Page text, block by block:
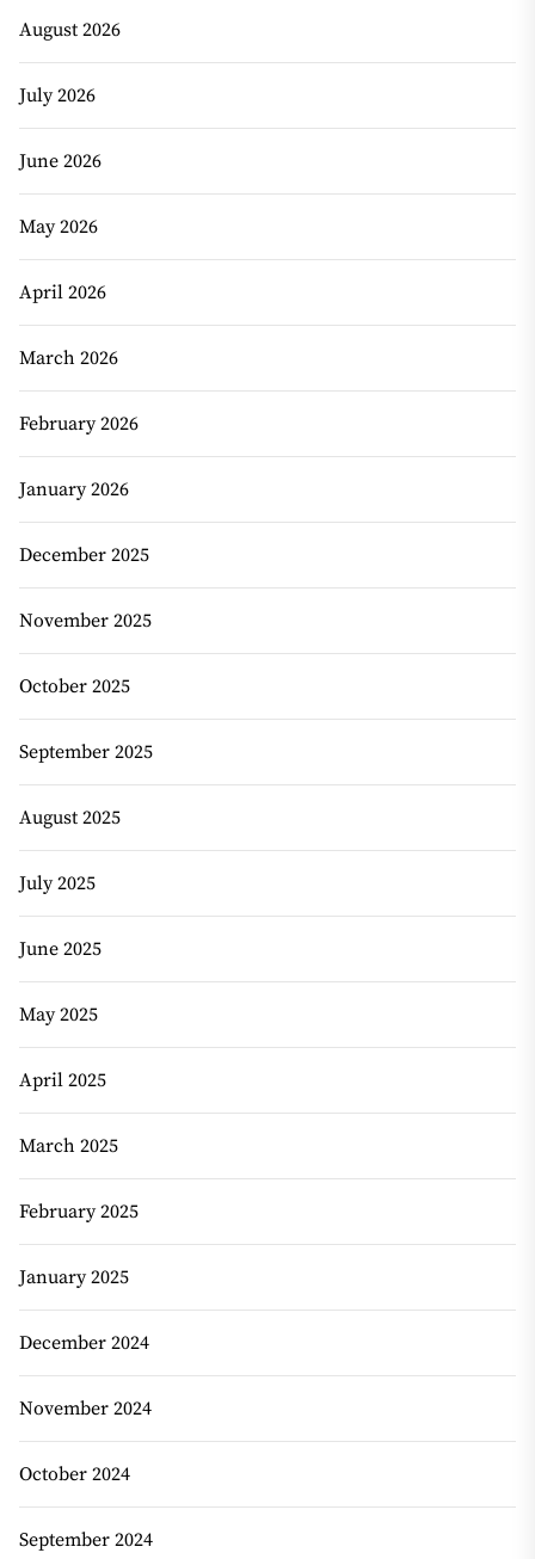
August 2026
July 2026
June 2026
May 2026
April 2026
March 2026
February 2026
January 2026
December 2025
November 2025
October 2025
September 2025
August 2025
July 2025
June 2025
May 2025
April 2025
March 2025
February 2025
January 2025
December 2024
November 2024
October 2024
September 2024